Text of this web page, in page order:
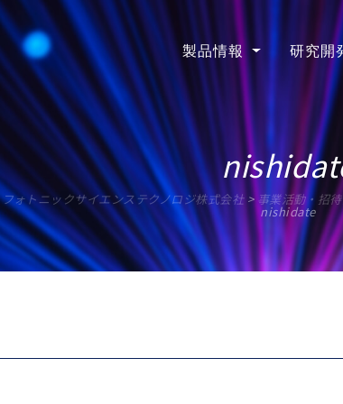
製品情報 研究開
フォトニックサイエンステクノロジ株式会社> 事業活動・招
nishidate